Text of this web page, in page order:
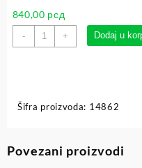
840,00 рсд
- + Dodaj u
Šifra proizvoda: 14862
Povezani proizvodi